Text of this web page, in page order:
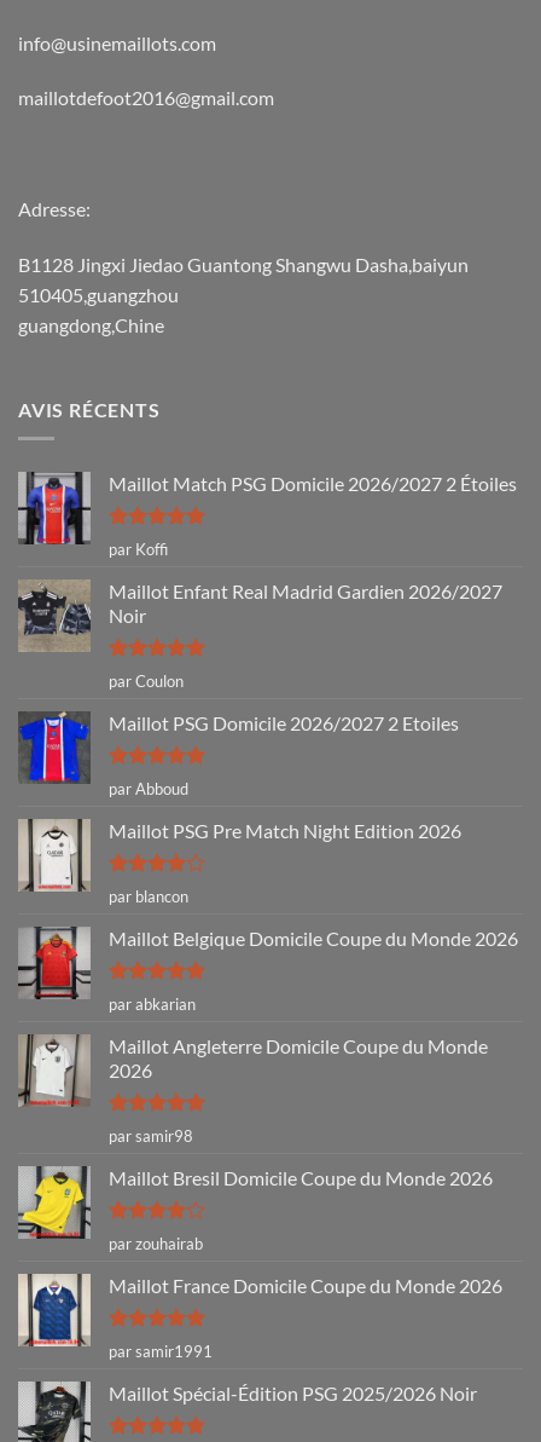
info@usinemaillots.com
maillotdefoot2016@gmail.com
Adresse:
B1128 Jingxi Jiedao Guantong Shangwu Dasha,baiyun
510405,guangzhou
guangdong,Chine
AVIS RÉCENTS
Maillot Match PSG Domicile 2026/2027 2 Étoiles
Note5sur
5
par Koffi
Maillot Enfant Real Madrid Gardien 2026/2027
Noir
Note5sur
5
par Coulon
Maillot PSG Domicile 2026/2027 2 Etoiles
Note5sur
5
par Abboud
Maillot PSG Pre Match Night Edition 2026
Note4
sur 5
par blancon
Maillot Belgique Domicile Coupe du Monde 2026
Note5sur
5
par abkarian
Maillot Angleterre Domicile Coupe du Monde
2026
Note5sur
5
par samir98
Maillot Bresil Domicile Coupe du Monde 2026
Note4
sur 5
par zouhairab
Maillot France Domicile Coupe du Monde 2026
Note5sur
5
par samir1991
Maillot Spécial-Édition PSG 2025/2026 Noir